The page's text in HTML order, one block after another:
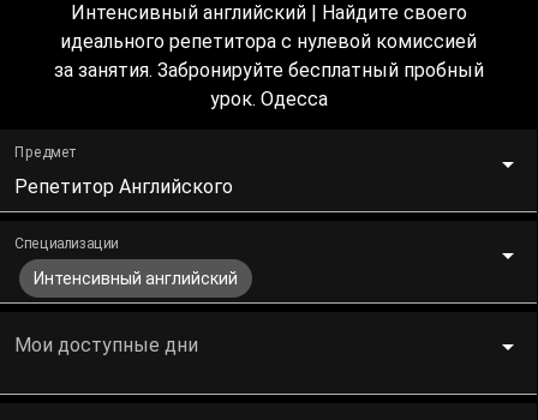
Интенсивный английский | Найдите своего
идеального репетитора с нулевой комиссией
за занятия. Забронируйте бесплатный пробный
урок. Одесcа
Предмет
Репетитор Английского
Специализации
Интенсивный английский
Мои доступные дни